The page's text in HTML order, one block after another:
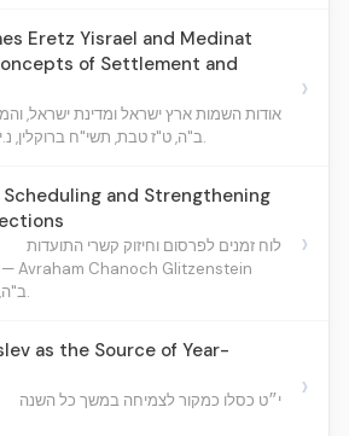
Eretz Yisrael and Medinat
of Settlement and
אודות השמות ארץ ישראל ומדינת ישראל,
ב"ה, ט"ז טבת, תשי"ח ברוקלין, נ.י.
›
and Strengthening
לוח זמנים לפרסום וחיזוק קשרי התועדות
אברהם חנוך גליצנשטיין — Avraham Chanoch Glitzenstein
ב"ה, י"ז טבת, תשי"ח ברוקלין.
›
as the Source of Year-
י״ט כסלו כמקור לצמיחה במשך כל השנה
›